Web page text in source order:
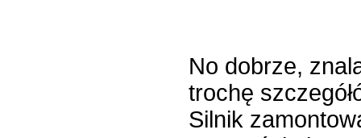
No dobrze,
trochę
Silnik